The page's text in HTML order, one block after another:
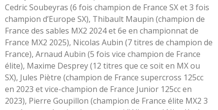
Cedric Soubeyras (6 fois champion de France SX et 3 fois
champion d’Europe SX), Thibault Maupin (champion de
France des sables MX2 2024 et 6e en championnat de
France MX2 2025), Nicolas Aubin (7 titres de champion de
France), Arnaud Aubin (5 fois vice champion de France
élite), Maxime Desprey (12 titres que ce soit en MX ou
SX), Jules Piètre (champion de France supercross 125cc
en 2023 et vice-champion de France Junior 125cc en
2023), Pierre Goupillon (champion de France élite MX2 3